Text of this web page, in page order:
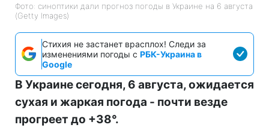
Фото: синоптики дали прогноз погоды в Украине на 6 августа
(Getty Images)
Стихия не застанет врасплох! Следи за
изменениями погоды с РБК-Украина в
Google
В Украине сегодня, 6 августа, ожидается
сухая и жаркая погода - почти везде
прогреет до +38°.